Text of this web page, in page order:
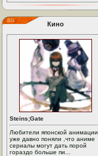
Кино
Steins;Gate
Любители японской анимации
уже давно поняли ,что аниме
сериалы могут дать порой
гораздо больше пи...